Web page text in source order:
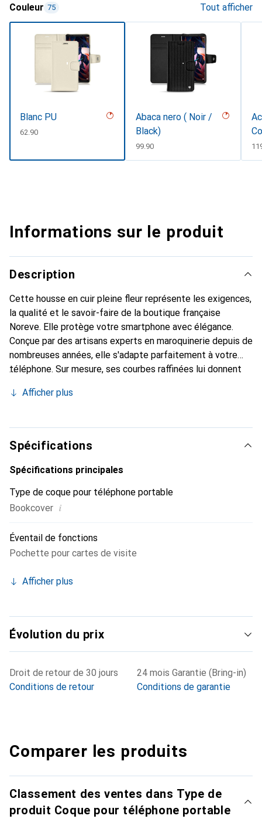
Couleur 75 Tout afficher
Blanc PU
CHF
62.90
Abaca nero ( Noir /
Black)
CHF
99.90
Informations sur le produit
Description
Cette housse en cuir pleine fleur représente les exigences,
la qualité et le savoir-faire de la boutique française
Noreve. Elle protège votre smartphone avec élégance.
Conçue par des artisans experts en maroquinerie depuis de
nombreuses années, elle s'adapte parfaitement à votre
téléphone. Sur mesure, ses courbes raffinées lui donnent
et indispensable pour votre smartphone. Reconnaître
marque Noreve est un choix sûr pour une clientèle
exigeante.
Afficher plus
Spécifications
Spécifications principales
Type de coque pour téléphone portable
Bookcover i
Éventail de fonctions
Pochette pour cartes de visite
Afficher plus
Évolution du prix
Droit de retour de 30 jours
Conditions de retour
24 mois Garantie (Bring-in)
Conditions de garantie
Comparer les produits
Classement des ventes dans Type de
produit Coque pour téléphone portable